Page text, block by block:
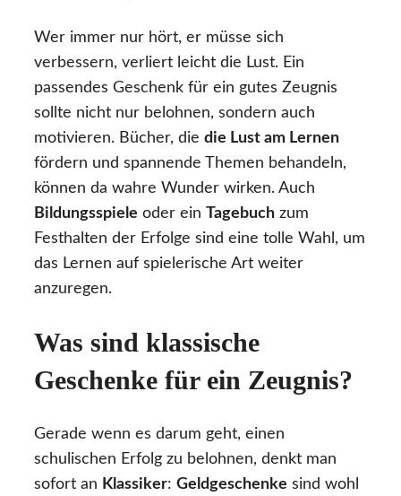
Wer immer nur hört, er müsse sich
verbessern, verliert leicht die Lust. Ein
passendes Geschenk für ein gutes Zeugnis
sollte nicht nur belohnen, sondern auch
motivieren. Bücher, die die Lust am Lernen
fördern und spannende Themen behandeln,
können da wahre Wunder wirken. Auch
Bildungsspiele oder ein Tagebuch zum
Festhalten der Erfolge sind eine tolle Wahl, um
das Lernen auf spielerische Art weiter
anzuregen.
Was sind klassische
Geschenke für ein Zeugnis?
Gerade wenn es darum geht, einen
schulischen Erfolg zu belohnen, denkt man
sofort an Klassiker: Geldgeschenke sind wohl